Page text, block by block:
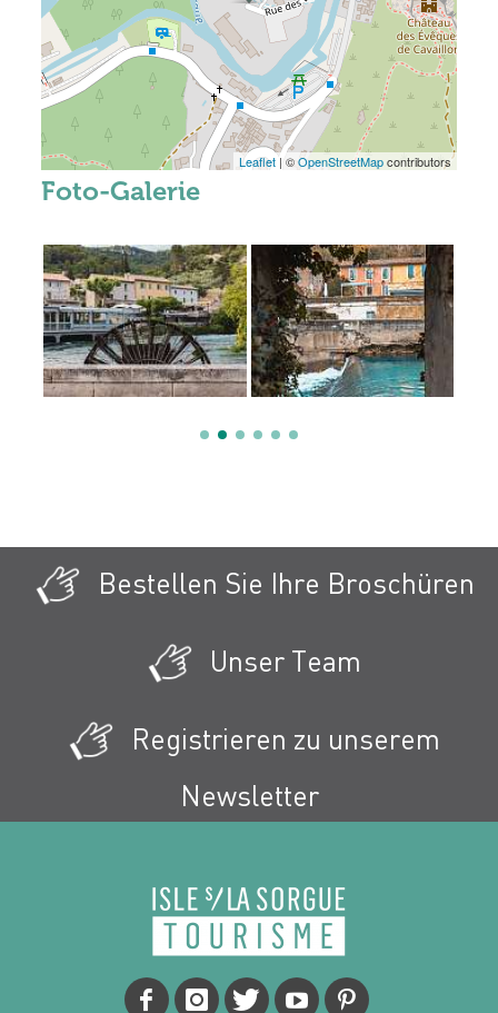
Leaflet| ©OpenStreetMapcontributors
Foto-Galerie
Bestellen Sie Ihre Broschüren
Unser Team
Registrieren zu unserem
Newsletter